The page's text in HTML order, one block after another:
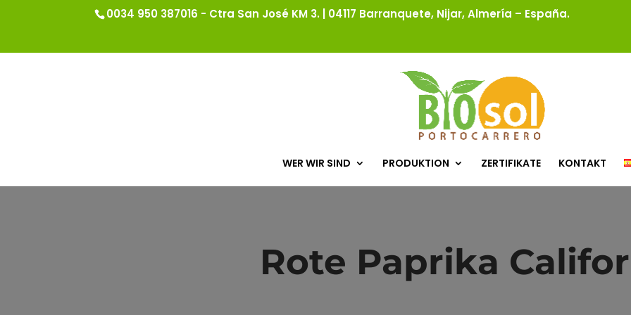
0034 950 387016 - Ctra San José KM 3. | 04117 Barranquete, Nijar, Almería – España.
WER WIR SIND PRODUKTION ZERTIFIKATE KONTAKT
Rote Paprika